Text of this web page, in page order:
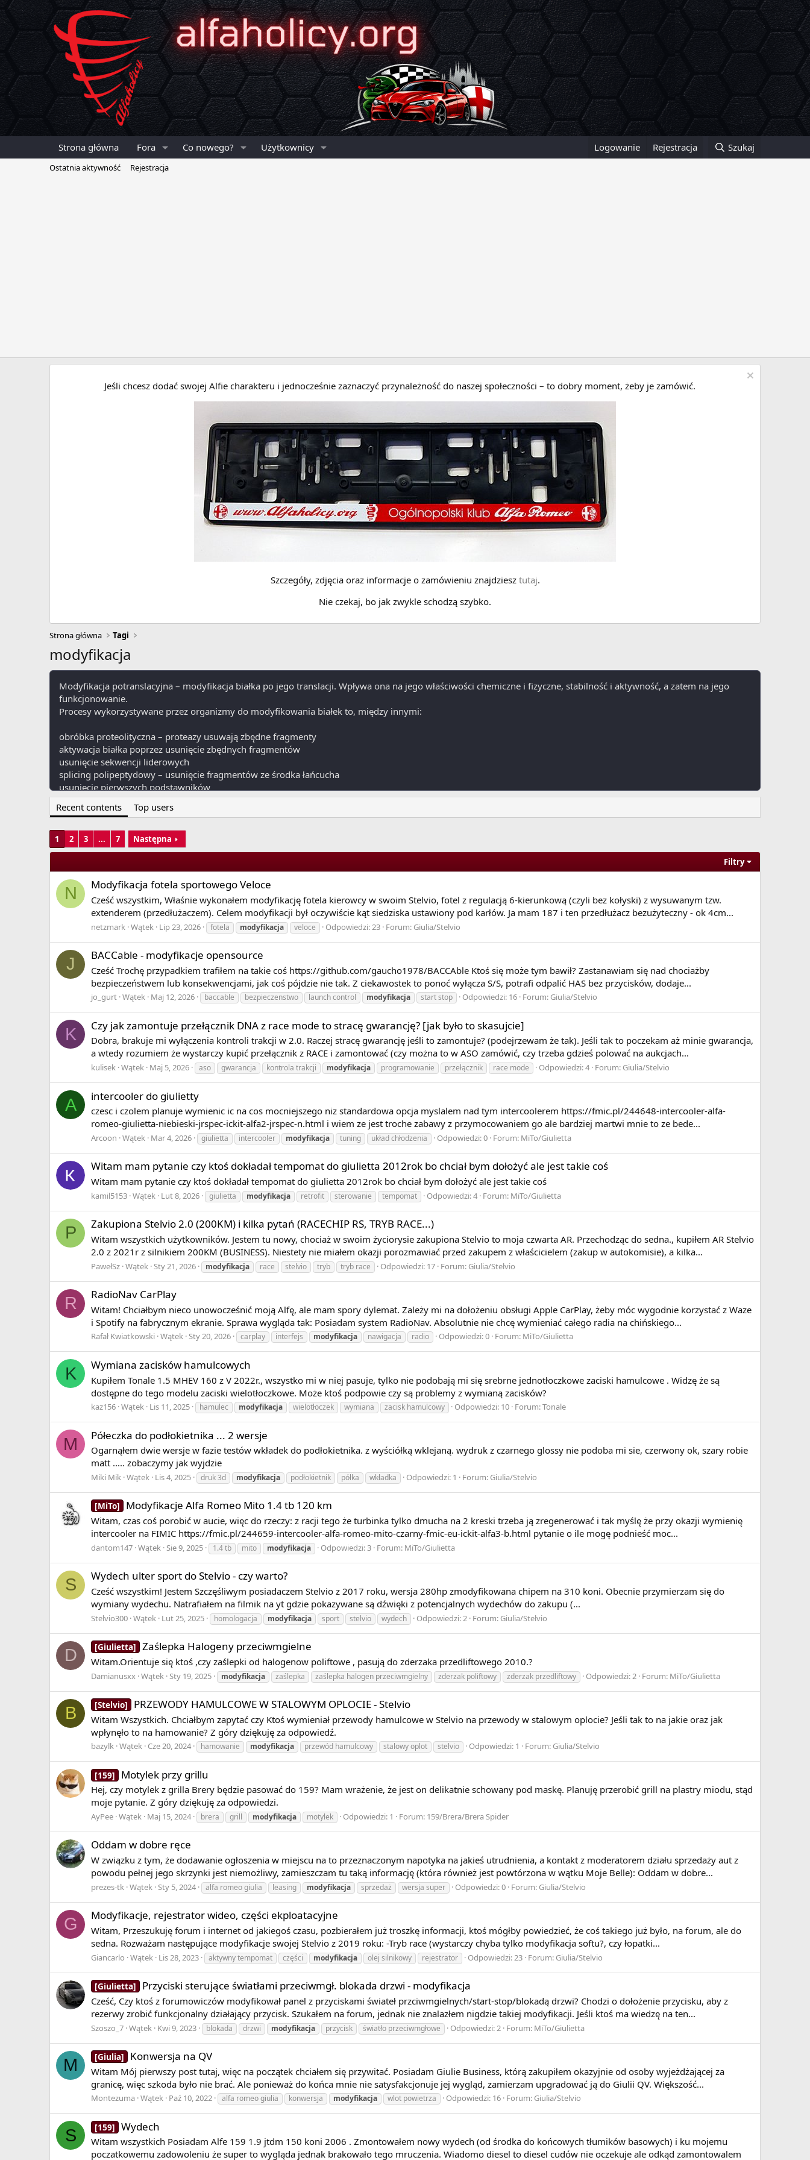
Strona główna Fora Co nowego? Użytkownicy Logowanie Rejestracja Szukaj
Ostatnia aktywność Rejestracja
Jeśli chcesz dodać swojej Alfie charakteru i jednocześnie zaznaczyć przynależność do naszej społeczności – to dobry moment, żeby je zamówić.
Szczegóły, zdjęcia oraz informacje o zamówieniu znajdziesz tutaj.
Nie czekaj, bo jak zwykle schodzą szybko.
Strona główna Tagi
modyfikacja
Modyfikacja potranslacyjna – modyfikacja białka po jego translacji. Wpływa ona na jego właściwości chemiczne i fizyczne, stabilność i aktywność, a zatem na jego
funkcjonowanie.
Procesy wykorzystywane przez organizmy do modyfikowania białek to, między innymi:
obróbka proteolityczna – proteazy usuwają zbędne fragmenty
aktywacja białka poprzez usunięcie zbędnych fragmentów
usunięcie sekwencji liderowych
splicing polipeptydowy – usunięcie fragmentów ze środka łańcucha
usunięcie pierwszych podstawników
S-nitrozylacja – dołączenie tlenku azotu do grupy tiolowej
fosforylacja – aktywacja białka przez dołączenie grupy fosforanowej
defosforylacja – dezaktywacja przez odłączenie grupy fosforanowej
dołączenie lipidów i metali
glikozylacja – enzymatyczne przyłączenie reszt cukrowych
ubikwitynacja – przyłączenie ubikwityny i późniejsza degradacja
sumoilacja – kowalencyjne przyłączenie białek SUMO do białka docelowego, powodujące zmianę jego funkcji i właściwości
palmitylacja – lipidowa modyfikacja białek polegająca na dołączeniu reszty kwasu palmitynowego poprzez resztę aminokwasową cysteiny.
View More On Wikipedia.org
Recent contents Top users
1 2 3 ... 7 Następna
Filtry
N Modyfikacja fotela sportowego Veloce
Cześć wszystkim, Właśnie wykonałem modyfikację fotela kierowcy w swoim Stelvio, fotel z regulacją 6-kierunkową (czyli bez kołyski) z wysuwanym tzw.
extenderem (przedłużaczem). Celem modyfikacji był oczywiście kąt siedziska ustawiony pod karłów. Ja mam 187 i ten przedłużacz bezużyteczny - ok 4cm...
netzmark Wątek Lip 23, 2026 fotela modyfikacja veloce Odpowiedzi: 23 Forum: Giulia/Stelvio
J BACCable - modyfikacje opensource
Cześć Trochę przypadkiem trafiłem na takie coś https://github.com/gaucho1978/BACCAble Ktoś się może tym bawił? Zastanawiam się nad chociażby
bezpieczeństwem lub konsekwencjami, jak coś pójdzie nie tak. Z ciekawostek to ponoć wyłącza S/S, potrafi odpalić HAS bez przycisków, dodaje...
jo_gurt Wątek Maj 12, 2026 baccable bezpieczenstwo launch control modyfikacja start stop Odpowiedzi: 16 Forum: Giulia/Stelvio
K Czy jak zamontuje przełącznik DNA z race mode to stracę gwarancję? [jak było to skasujcie]
Dobra, brakuje mi wyłączenia kontroli trakcji w 2.0. Raczej stracę gwarancję jeśli to zamontuje? (podejrzewam że tak). Jeśli tak to poczekam aż minie gwarancja,
a wtedy rozumiem że wystarczy kupić przełącznik z RACE i zamontować (czy można to w ASO zamówić, czy trzeba gdzieś polować na aukcjach...
kulisek Wątek Maj 5, 2026 aso gwarancja kontrola trakcji modyfikacja programowanie przełącznik race mode Odpowiedzi: 4 Forum: Giulia/Stelvio
A intercooler do giulietty
czesc i czolem planuje wymienic ic na cos mocniejszego niz standardowa opcja myslalem nad tym intercoolerem https://fmic.pl/244648-intercooler-alfa-
romeo-giulietta-niebieski-jrspec-ickit-alfa2-jrspec-n.html i wiem ze jest troche zabawy z przymocowaniem go ale bardziej martwi mnie to ze bede...
Arcoon Wątek Mar 4, 2026 giulietta intercooler modyfikacja tuning układ chłodzenia Odpowiedzi: 0 Forum: MiTo/Giulietta
Witam mam pytanie czy ktoś dokładał tempomat do giulietta 2012rok bo chciał bym dołożyć ale jest takie coś
Witam mam pytanie czy ktoś dokładał tempomat do giulietta 2012rok bo chciał bym dołożyć ale jest takie coś
kamil5153 Wątek Lut 8, 2026 giulietta modyfikacja retrofit sterowanie tempomat Odpowiedzi: 4 Forum: MiTo/Giulietta
P Zakupiona Stelvio 2.0 (200KM) i kilka pytań (RACECHIP RS, TRYB RACE...)
Witam wszystkich użytkowników. Jestem tu nowy, chociaż w swoim życiorysie zakupiona Stelvio to moja czwarta AR. Przechodząc do sedna., kupiłem AR Stelvio
2.0 z 2021r z silnikiem 200KM (BUSINESS). Niestety nie miałem okazji porozmawiać przed zakupem z właścicielem (zakup w autokomisie), a kilka...
PawełSz Wątek Sty 21, 2026 modyfikacja race stelvio tryb tryb race Odpowiedzi: 17 Forum: Giulia/Stelvio
R RadioNav CarPlay
Witam! Chciałbym nieco unowocześnić moją Alfę, ale mam spory dylemat. Zależy mi na dołożeniu obsługi Apple CarPlay, żeby móc wygodnie korzystać z Waze
i Spotify na fabrycznym ekranie. Sprawa wygląda tak: Posiadam system RadioNav. Absolutnie nie chcę wymieniać całego radia na chińskiego...
Rafał Kwiatkowski Wątek Sty 20, 2026 carplay interfejs modyfikacja nawigacja radio Odpowiedzi: 0 Forum: MiTo/Giulietta
K Wymiana zacisków hamulcowych
Kupiłem Tonale 1.5 MHEV 160 z V 2022r., wszystko mi w niej pasuje, tylko nie podobają mi się srebrne jednotłoczkowe zaciski hamulcowe . Widzę że są
dostępne do tego modelu zaciski wielotłoczkowe. Może ktoś podpowie czy są problemy z wymianą zacisków?
kaz156 Wątek Lis 11, 2025 hamulec modyfikacja wielotłoczek wymiana zacisk hamulcowy Odpowiedzi: 10 Forum:Tonale
M Półeczka do podłokietnika ... 2 wersje
Ogarnąłem dwie wersje w fazie testów wkładek do podłokietnika. z wyściółką wklejaną. wydruk z czarnego glossy nie podoba mi sie, czerwony ok, szary robie
matt ..... zobaczymy jak wyjdzie
Miki Mik Wątek Lis 4, 2025 druk 3d modyfikacja podłokietnik półka wkładka Odpowiedzi: 1 Forum: Giulia/Stelvio
[MiTo] Modyfikacje Alfa Romeo Mito 1.4 tb 120 km
Witam, czas coś porobić w aucie, więc do rzeczy: z racji tego że turbinka tylko dmucha na 2 kreski trzeba ją zregenerować i tak myślę że przy okazji wymienię
intercooler na FIMIC https://fmic.pl/244659-intercooler-alfa-romeo-mito-czarny-fmic-eu-ickit-alfa3-b.html pytanie o ile mogę podnieść moc...
dantom147 Wątek Sie 9, 2025 1.4 tb mito modyfikacja Odpowiedzi: 3 Forum: MiTo/Giulietta
S Wydech ulter sport do Stelvio - czy warto?
Cześć wszystkim! Jestem Szczęśliwym posiadaczem Stelvio z 2017 roku, wersja 280hp zmodyfikowana chipem na 310 koni. Obecnie przymierzam się do
wymiany wydechu. Natrafiałem na filmik na yt gdzie pokazywane są dźwięki z potencjalnych wydechów do zakupu (...
Stelvio300 Wątek Lut 25, 2025 homologacja modyfikacja sport stelvio wydech Odpowiedzi: 2 Forum: Giulia/Stelvio
D [Giulietta] Zaślepka Halogeny przeciwmgielne
Witam.Orientuje się ktoś ,czy zaślepki od halogenow poliftowe , pasują do zderzaka przedliftowego 2010.?
Damianusxx Wątek Sty 19, 2025 modyfikacja zaślepka zaślepka halogen przeciwmgielny zderzak poliftowy zderzak przedliftowy Odpowiedzi: 2 Forum: MiTo/Giulietta
B [Stelvio] PRZEWODY HAMULCOWE W STALOWYM OPLOCIE - Stelvio
Witam Wszystkich. Chciałbym zapytać czy Ktoś wymieniał przewody hamulcowe w Stelvio na przewody w stalowym oplocie? Jeśli tak to na jakie oraz jak
wpłynęło to na hamowanie? Z góry dziękuję za odpowiedź.
bazylk Wątek Cze 20, 2024 hamowanie modyfikacja przewód hamulcowy stalowy oplot stelvio Odpowiedzi: 1 Forum: Giulia/Stelvio
[159] Motylek przy grillu
Hej, czy motylek z grilla Brery będzie pasować do 159? Mam wrażenie, że jest on delikatnie schowany pod maskę. Planuję przerobić grill na plastry miodu, stąd
moje pytanie. Z góry dziękuję za odpowiedzi.
AyPee Wątek Maj 15, 2024 brera grill modyfikacja motylek Odpowiedzi: 1 Forum: 159/Brera/Brera Spider
Oddam w dobre ręce
W związku z tym, że dodawanie ogłoszenia w miejscu na to przeznaczonym napotyka na jakieś utrudnienia, a kontakt z moderatorem działu sprzedaży aut z
powodu pełnej jego skrzynki jest niemożliwy, zamieszczam tu taką informację (która również jest powtórzona w wątku Moje Belle): Oddam w dobre...
prezes-tk Wątek Sty 5, 2024 alfa romeo giulia leasing modyfikacja sprzedaż wersja super Odpowiedzi: 0 Forum: Giulia/Stelvio
G Modyfikacje, rejestrator wideo, części ekploatacyjne
Witam, Przeszukuję forum i internet od jakiegoś czasu, pozbierałem już troszkę informacji, ktoś mógłby powiedzieć, że coś takiego już było, na forum, ale do
sedna. Rozważam następujące modyfikacje swojej Stelvio z 2019 roku: -Tryb race (wystarczy chyba tylko modyfikacja softu?, czy łopatki...
Giancarlo Wątek Lis 28, 2023 aktywny tempomat części modyfikacja olej silnikowy rejestrator Odpowiedzi: 23 Forum: Giulia/Stelvio
[Giulietta] Przyciski sterujące światłami przeciwmgł. blokada drzwi - modyfikacja
Cześć, Czy ktoś z forumowiczów modyfikował panel z przyciskami świateł przciwmgielnych/start-stop/blokadą drzwi? Chodzi o dołożenie przycisku, aby z
rezerwy zrobić funkcjonalny działający przycisk. Szukałem na forum, jednak nie znalazłem nigdzie takiej modyfikacji. Jeśli ktoś ma wiedzę na ten...
Szoszo_7 Wątek Kwi 9, 2023 blokada drzwi modyfikacja przycisk światło przeciwmgłowe Odpowiedzi: 2 Forum: MiTo/Giulietta
M [Giulia] Konwersja na QV
Witam Mój pierwszy post tutaj, więc na początek chciałem się przywitać. Posiadam Giulie Business, którą zakupiłem okazyjnie od osoby wyjeżdżającej za
granicę, więc szkoda było nie brać. Ale ponieważ do końca mnie nie satysfakcjonuje jej wygląd, zamierzam upgradować ją do Giulii QV. Większość...
Montezuma Wątek Paź 10, 2022 alfa romeo giulia konwersja modyfikacja wlot powietrza Odpowiedzi: 16 Forum: Giulia/Stelvio
S [159] Wydech
Witam wszystkich Posiadam Alfe 159 1.9 jtdm 150 koni 2006 . Zmontowałem nowy wydech (od środka do końcowych tłumików basowych) i ku mojemu
poczatkowemu zadowoleniu że super to wygląda jednak brakowało tego mruczenia. Wiadomo diesel to diesel cudów nie oczekuje ale odkąd zamontowalem